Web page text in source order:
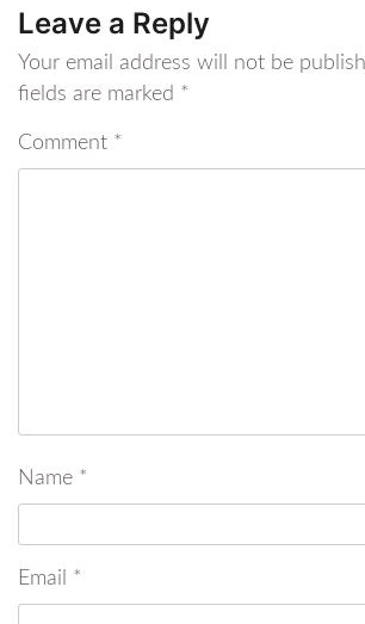
Leave a Reply
Your email address will not be
fields are marked *
Comment *
Name *
Email *